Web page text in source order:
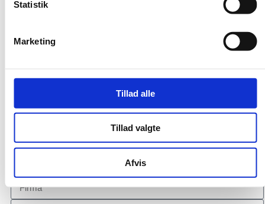
Statistik
Marketing
Tillad alle
Tillad valgte
Afvis
Glas
Lad os sende dig et uforpligtende
Indtast dine kontaktinformationer, så sender vi
prisoverslaget til din e-mail. Vi tilpasser altid gerne
vores tilbud til dine ønsker.